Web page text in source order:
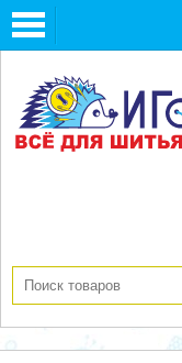
Toggle
navigation